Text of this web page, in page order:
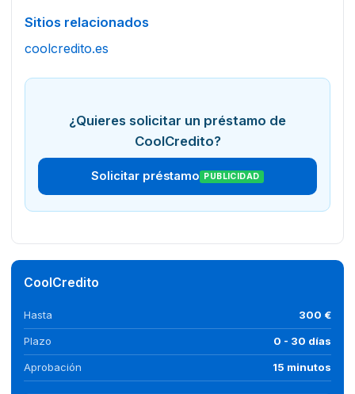
Sitios relacionados
coolcredito.es
¿Quieres solicitar un préstamo de
CoolCredito?
Solicitar préstamo PUBLICIDAD
CoolCredito
Hasta 300 €
Plazo 0 - 30 días
Aprobación 15 minutos